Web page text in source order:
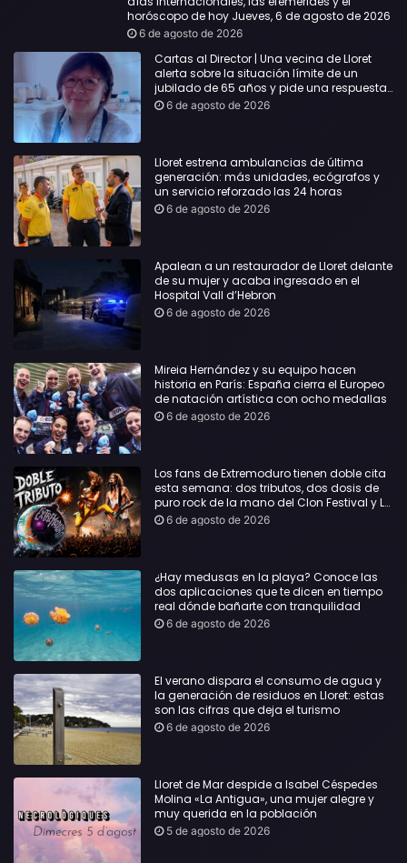
horóscopo de hoy Jueves, 6 de agosto de 2026
6 de agosto de 2026
Cartas al Director | Una vecina de Lloret
alerta sobre la situación límite de un
jubilado de 65 años y pide una respuesta
urgente
6 de agosto de 2026
Lloret estrena ambulancias de última
generación: más unidades, ecógrafos y
un servicio reforzado las 24 horas
6 de agosto de 2026
Apalean a un restaurador de Lloret delante
de su mujer y acaba ingresado en el
Hospital Vall d’Hebron
6 de agosto de 2026
Mireia Hernández y su equipo hacen
historia en París: España cierra el Europeo
de natación artística con ocho medallas
6 de agosto de 2026
Los fans de Extremoduro tienen doble cita
esta semana: dos tributos, dos dosis de
puro rock de la mano del Clon Festival y La
Jarana
6 de agosto de 2026
¿Hay medusas en la playa? Conoce las
dos aplicaciones que te dicen en tiempo
real dónde bañarte con tranquilidad
6 de agosto de 2026
El verano dispara el consumo de agua y
la generación de residuos en Lloret: estas
son las cifras que deja el turismo
6 de agosto de 2026
Lloret de Mar despide a Isabel Céspedes
Molina «La Antigua», una mujer alegre y
muy querida en la población
5 de agosto de 2026